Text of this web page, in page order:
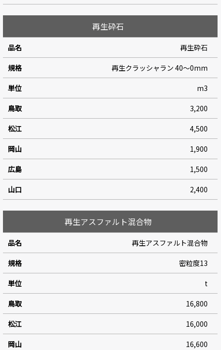
再生砕石
再生砕石
再生クラッシャラン 40～0mm
m3
3,200
4,500
1,900
1,500
2,400
再生アスファルト混合物
再生アスファルト混合物
密粒度13
t
16,800
16,000
16,600